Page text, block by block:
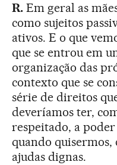
R.Em geral as
como sujeitos
ativos. E o que
que se entrou em
organização das
contexto que se
série de direitos
deveríamos ter,
respeitado, a
quando quisermos,
ajudas dignas.